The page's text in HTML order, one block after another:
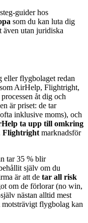
guider hos
som du kan luta dig
utan juridiska
eller flygbolaget redan
som AirHelp, Flightright,
åt dig och
är priset: de tar
inklusive moms), och
ta upp till omkring
Flightright marknadsför
tar 35 % blir
själv om du
är att de tar all risk
om de förlorar (no win,
nästan alltid mest
flygbolag kan